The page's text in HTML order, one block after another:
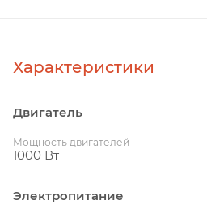
Характеристики
Двигатель
Мощность двигателей
1000 Вт
Электропитание